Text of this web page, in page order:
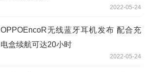
2022-05-24
OPPOEncoR无线蓝牙耳机发布 配合充
电盒续航可达20小时
2022-05-24